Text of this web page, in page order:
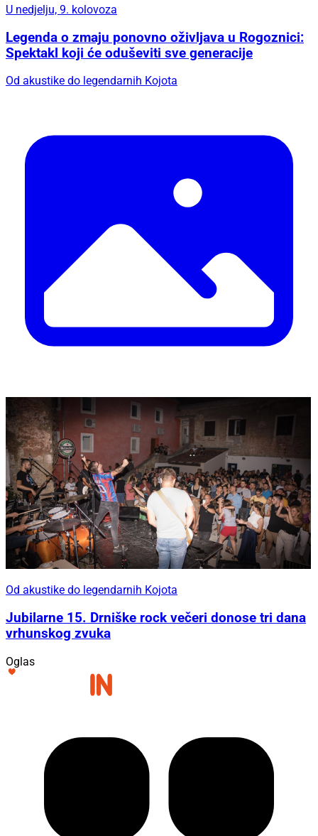
U nedjelju, 9. kolovoza
Legenda o zmaju ponovno oživljava u Rogoznici:
Spektakl koji će oduševiti sve generacije
Od akustike do legendarnih Kojota
Od akustike do legendarnih Kojota
Jubilarne 15. Drniške rock večeri donose tri dana
vrhunskog zvuka
Oglas